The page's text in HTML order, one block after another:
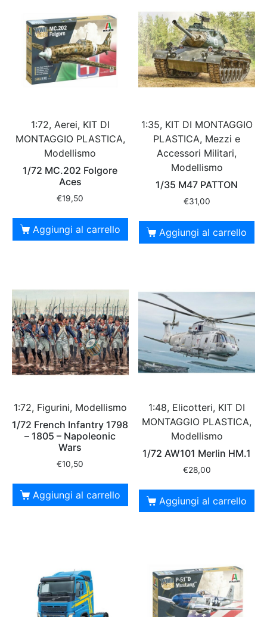
1:72, Aerei, KIT DI
MONTAGGIO PLASTICA,
Modellismo
1/72 MC.202 Folgore
Aces
€19,50
Aggiungi al carrello
1:35, KIT DI MONTAGGIO
PLASTICA, Mezzi e
Accessori Militari,
Modellismo
1/35 M47 PATTON
€31,00
Aggiungi al carrello
1:72, Figurini, Modellismo
1/72 French Infantry 1798
– 1805 – Napoleonic
Wars
€10,50
Aggiungi al carrello
1:48, Elicotteri, KIT DI
MONTAGGIO PLASTICA,
Modellismo
1/72 AW101 Merlin HM.1
€28,00
Aggiungi al carrello